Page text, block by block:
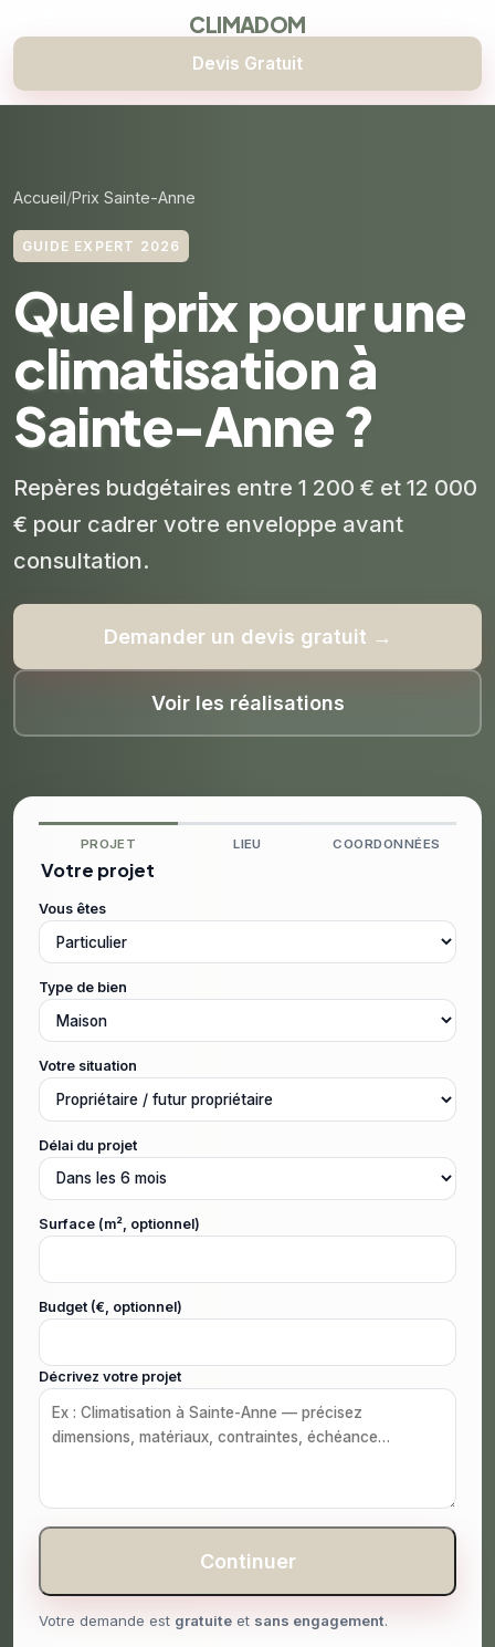
CLIMADOM
Devis Gratuit
Accueil Prix Sainte-Anne
GUIDE EXPERT 2026
Quel prix pour une
climatisation à
Sainte-Anne ?
Repères budgétaires entre 1 200 € et 12 000
€ pour cadrer votre enveloppe avant
consultation.
Demander un devis gratuit →
Voir les réalisations
PROJET LIEU COORDONNÉES
Votre projet
Vous êtes
Type de bien
Votre situation
Délai du projet
Surface (m², optionnel)
Budget (€, optionnel)
Décrivez votre projet
Continuer
Votre demande est gratuite et sans engagement.